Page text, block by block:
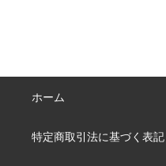
ホーム
特定商取引法に基づく表記